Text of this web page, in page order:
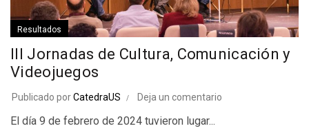
Resultados
III Jornadas de Cultura, Comunicación y
Videojuegos
Publicado porCatedraUS Deja un comentario
El día 9 de febrero de 2024 tuvieron lugar...